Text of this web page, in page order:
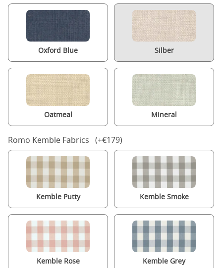
Oxford Blue Silber
Oatmeal Mineral
Romo Kemble Fabrics (+€179)
Kemble Putty Kemble Smoke
Kemble Rose Kemble Grey